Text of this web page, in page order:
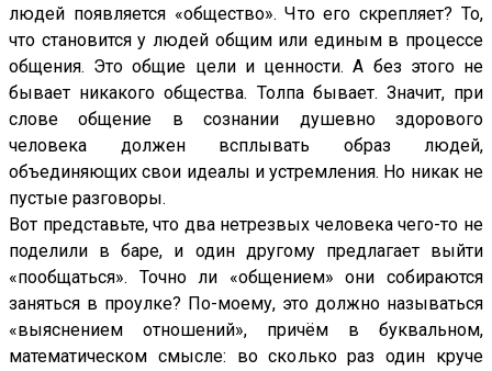
людей появляется «общество». Что его скрепляет? То,
что становится у людей общим или единым в процессе
общения. Это общие цели и ценности. А без этого не
бывает никакого общества. Толпа бывает. Значит, при
слове общение в сознании душевно здорового
человека должен всплывать образ людей,
объединяющих свои идеалы и устремления. Но никак не
пустые разговоры.
Вот представьте, что два нетрезвых человека чего-то не
поделили в баре, и один другому предлагает выйти
«пообщаться». Точно ли «общением» они собираются
заняться в проулке? По-моему, это должно называться
«выяснением отношений», причём в буквальном,
математическом смысле: во сколько раз один круче